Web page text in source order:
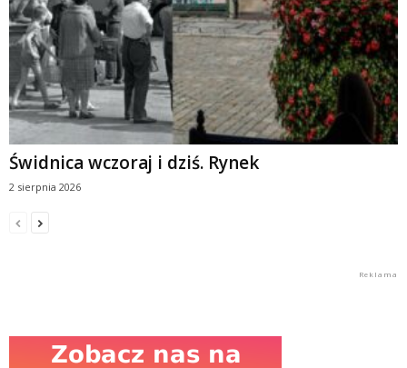
Świdnica wczoraj i dziś. Rynek
2 sierpnia 2026